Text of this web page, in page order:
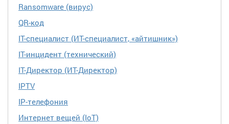
Ransomware (вирус)
QR-код
IT-специалист (ИТ-специалист, «айтишник»)
IT-инцидент (технический)
IT-Директор (ИТ-Директор)
IPTV
IP-телефония
Интернет вещей (IoT)